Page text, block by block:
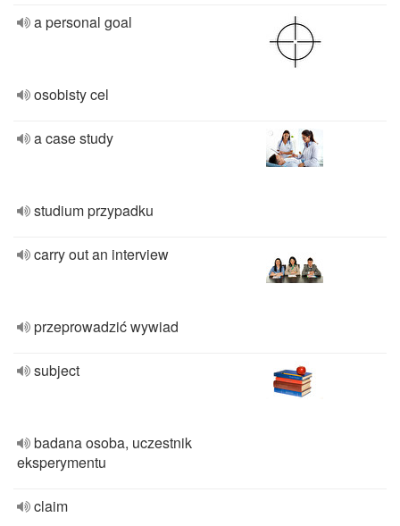
a personal goal
osobisty cel
a case study
studium przypadku
carry out an interview
przeprowadzić wywiad
subject
badana osoba, uczestnik
eksperymentu
claim